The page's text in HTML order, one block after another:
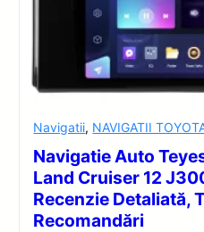
Navigatii, NAVIGATII
Navigatie Auto
Land Cruiser 12
Recenzie Detaliată,
Recomandări